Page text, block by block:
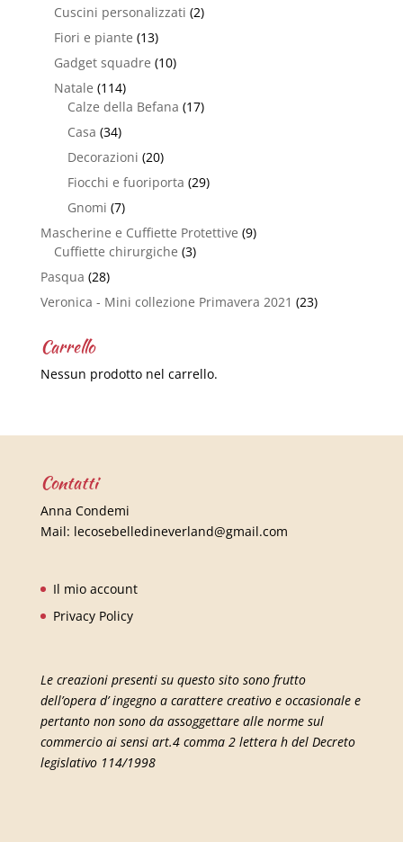
Cuscini personalizzati (2)
Fiori e piante (13)
Gadget squadre (10)
Natale (114)
Calze della Befana (17)
Casa (34)
Decorazioni (20)
Fiocchi e fuoriporta (29)
Gnomi (7)
Mascherine e Cuffiette Protettive (9)
Cuffiette chirurgiche (3)
Pasqua (28)
Veronica - Mini collezione Primavera 2021 (23)
Carrello
Nessun prodotto nel carrello.
Contatti
Anna Condemi
Mail: lecosebelledineverland@gmail.com
Il mio account
Privacy Policy
Le creazioni presenti su questo sito sono frutto
dell’opera d’ ingegno a carattere creativo e occasionale e
pertanto non sono da assoggettare alle norme sul
commercio ai sensi art.4 comma 2 lettera h del Decreto
legislativo 114/1998